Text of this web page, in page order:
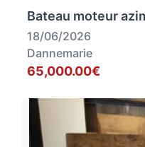
Bateau moteur
18/06/2026
Dannemarie
65,000.00€